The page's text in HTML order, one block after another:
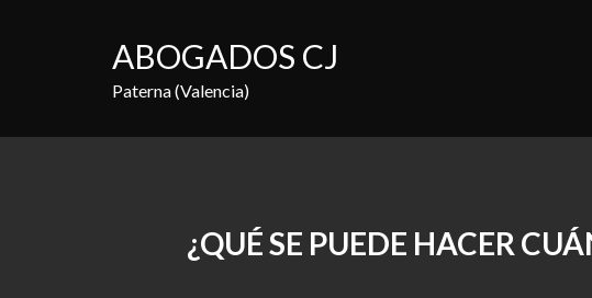
ABOGADOS CJ
Paterna (Valencia)
¿QUÉ SE PUEDE HACER